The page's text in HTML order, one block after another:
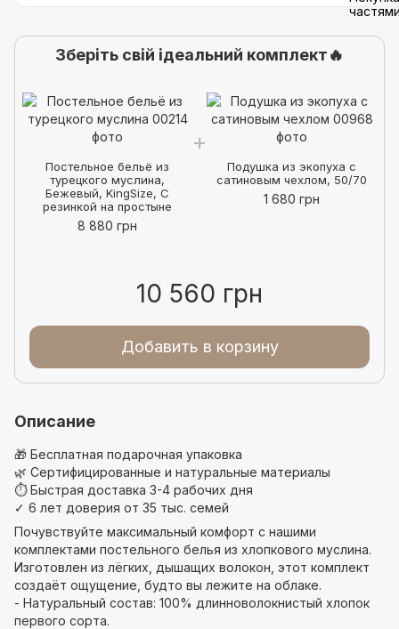
Зберіть свій ідеальний комплект🔥
Постельное бельё из
турецкого муслина,
Бежевый, KingSize, С
резинкой на простыне
8 880 грн
Подушка из экопуха с
сатиновым чехлом, 50/70
1 680 грн
10 560 грн
Добавить в корзину
Описание
🎁 Бесплатная подарочная упаковка
🌿 Сертифицированные и натуральные материалы
⏱ Быстрая доставка 3-4 рабочих дня
✓ 6 лет доверия от 35 тыс. семей
Почувствуйте максимальный комфорт с нашими
комплектами постельного белья из хлопкового муслина.
Изготовлен из лёгких, дышащих волокон, этот комплект
создаёт ощущение, будто вы лежите на облаке.
- Натуральный состав: 100% длинноволокнистый хлопок
первого сорта.